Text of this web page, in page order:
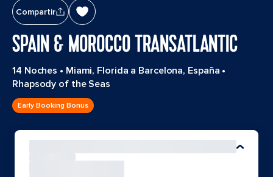
Compartir
SPAIN & MOROCCO TRANSATLANTIC
14 Noches • Miami, Florida a Barcelona, España •
Rhapsody of the Seas
Early Booking Bonus